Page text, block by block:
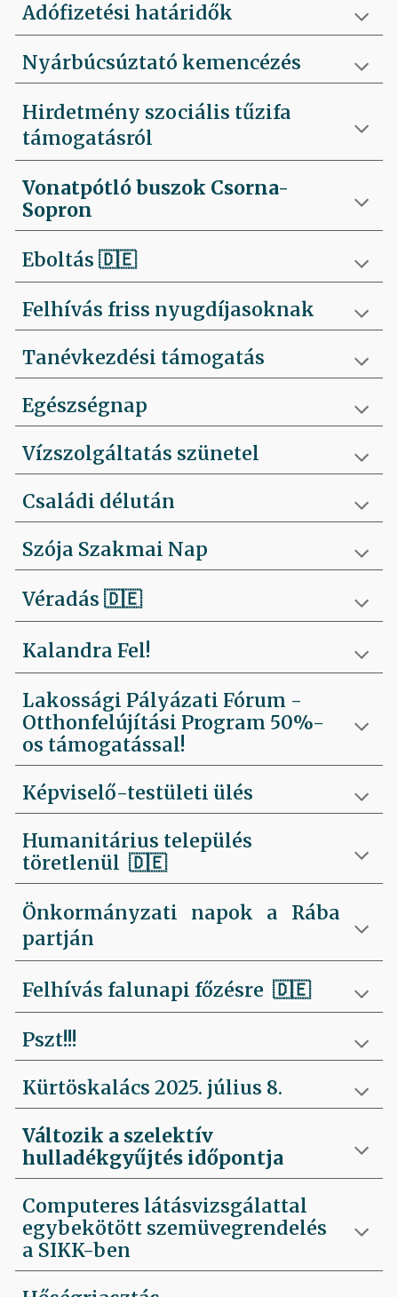
Adófizetési határidők
Nyárbúcsúztató kemencézés
Hirdetmény szociális tűzifa
támogatásról
Vonatpótló buszok Csorna-
Sopron
Eboltás🇩🇪
Felhívás friss nyugdíjasoknak
Tanévkezdési támogatás
Egészségnap
Vízszolgáltatás szünetel
Családi délután
Szója Szakmai Nap
Véradás🇩🇪
Kalandra Fel!
Lakossági Pályázati Fórum -
Otthonfelújítási Program 50%-
os támogatással!
Képviselő-testületi ülés
Humanitárius település
töretlenül🇩🇪
Önkormányzati napok a Rába
partján
Felhívás falunapi főzésre🇩🇪
Pszt!!!
Kürtöskalács 2025. július 8.
Változik a szelektív
hulladékgyűjtés időpontja
Computeres látásvizsgálattal
egybekötött szemüvegrendelés
a SIKK-ben